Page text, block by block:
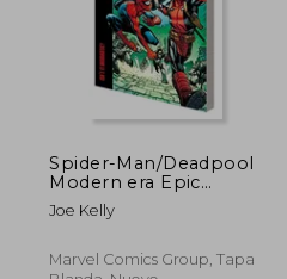
$ 69.64
Spider-Man/Deadpool
Modern era Epic
Collection: Isn't it
Bromantic (en Inglés)
Joe Kelly
Marvel Comics Group, Tapa